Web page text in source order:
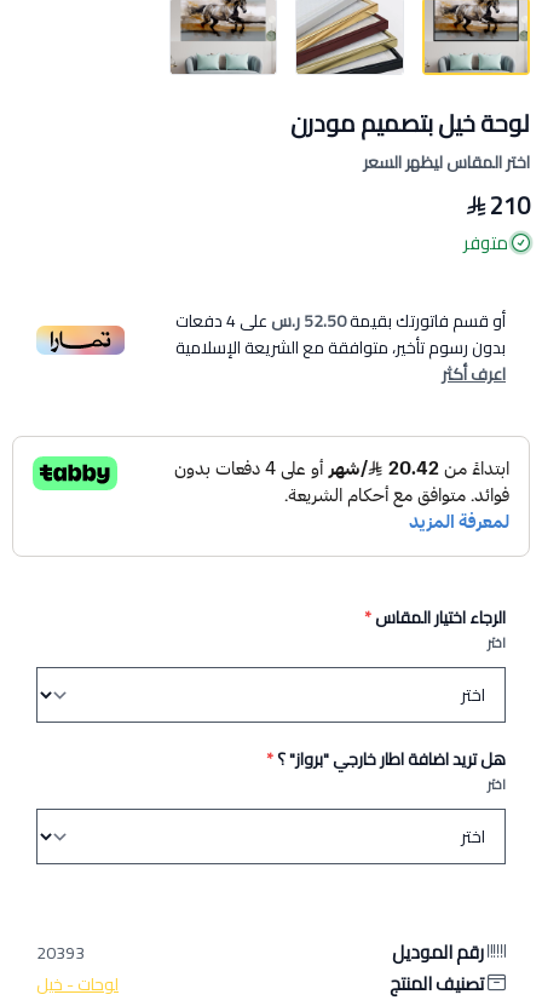
لوحة خيل بتصميم مودرن
اختر المقاس ليظهر السعر
210
متوفر
أو قسم فاتورتك بقيمة52.50 ر.س على4دفعات
بدون رسوم تأخير، متوافقة مع الشريعة الإسلامية
اعرف أكثر
الرجاء اختيار المقاس*
اختر
هل تريد اضافة اطار خارجي "برواز" ؟*
اختر
رقم الموديل 20393
تصنيف المنتج لوحات - خيل